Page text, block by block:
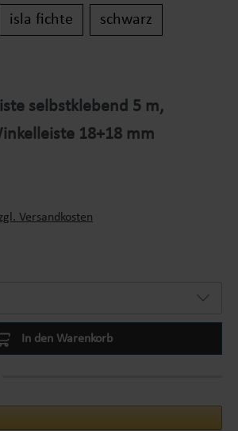
isla fichte schwarz
selbstklebend 5 m,
18+18 mm
Versandkosten
In den Warenkorb